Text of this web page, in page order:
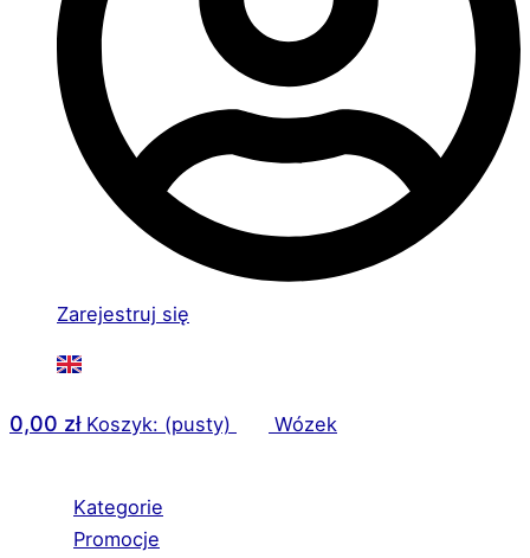
Zarejestruj się
0,00 zł Koszyk: (pusty) Wózek
Kategorie
Promocje